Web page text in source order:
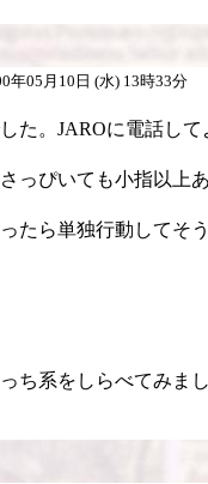
年05月10日 (水) 13時33分
た。JAROに電話して
っぴいても小指以上
たら単独行動してそ
ち系をしらべてみま